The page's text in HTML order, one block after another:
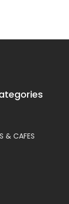
& CAFES